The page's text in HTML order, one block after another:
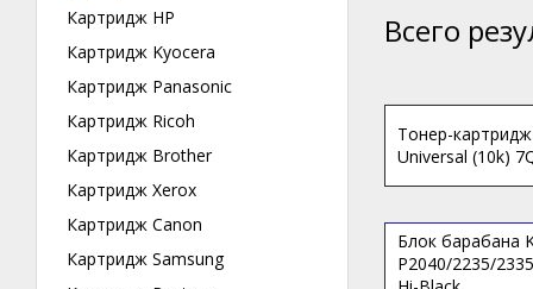
Картридж HP
Картридж Kyocera
Картридж Panasonic
Картридж Ricoh
Картридж Brother
Картридж Xerox
Картридж Canon
Картридж Samsung
Всего
Тонер-
Universal (10k)
Блок барабана
P2040/2235/